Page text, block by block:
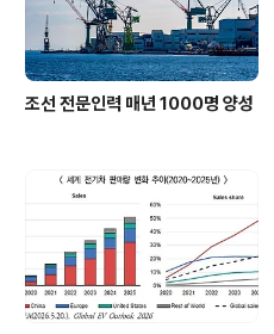
조선 전문인력 매년 1000명 양성